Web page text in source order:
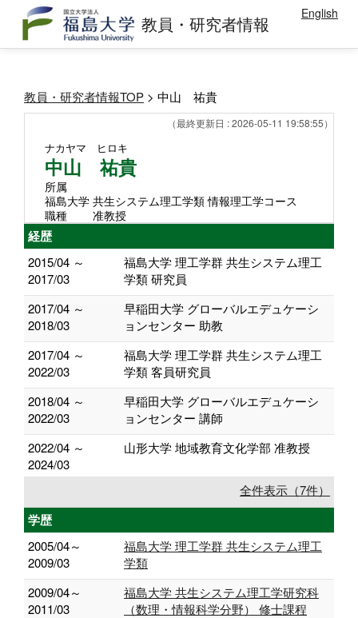
教員・研究者情報 English
教員・研究者情報TOP > 中山 祐貴
（最終更新日 : 2026-05-11 19:58:55）
ナカヤマ ヒロキ
中山 祐貴
所属
福島大学 共生システム理工学類 情報理工学コース
職種
准教授
経歴
2015/04 ～
2017/03
福島大学 理工学群 共生システム理工
学類 研究員
2017/04 ～
2018/03
早稲田大学 グローバルエデュケーシ
ョンセンター 助教
2017/04 ～
2022/03
福島大学 理工学群 共生システム理工
学類 客員研究員
2018/04 ～
2022/03
早稲田大学 グローバルエデュケーシ
ョンセンター 講師
2022/04 ～
2024/03
山形大学 地域教育文化学部 准教授
全件表示（7件）
学歴
2005/04～
2009/03
福島大学 理工学群 共生システム理工
学類
2009/04～
2011/03
福島大学 共生システム理工学研究科
（数理・情報科学分野） 修士課程